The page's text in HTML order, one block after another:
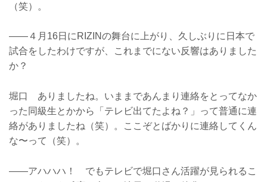
（笑）。
――４月16日にRIZINの舞台に上がり、久しぶりに日本で
試合をしたわけですが、これまでにない反響はありました
か？
堀口 ありましたね。いままであんまり連絡をとってなか
った同級生とかから「テレビ出てたよね？」って普通に連
絡がありましたね（笑）。ここぞとばかりに連絡してくん
な〜って（笑）。
――アハハハ！ でもテレビで堀口さん活躍が見られるこ